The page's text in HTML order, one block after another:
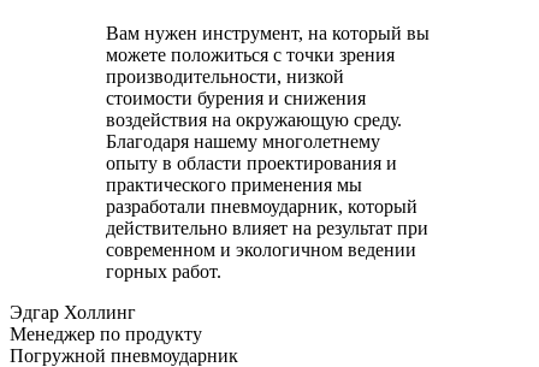
Вам нужен инструмент, на который вы
можете положиться с точки зрения
производительности, низкой
стоимости бурения и снижения
воздействия на окружающую среду.
Благодаря нашему многолетнему
опыту в области проектирования и
практического применения мы
разработали пневмоударник, который
действительно влияет на результат при
современном и экологичном ведении
горных работ.
Эдгар Холлинг
Менеджер по продукту
Погружной пневмоударник